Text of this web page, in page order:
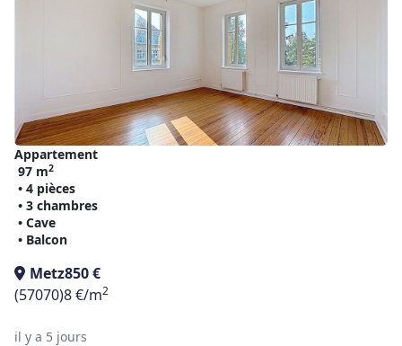
Appartement
97 m2
• 4 pièces
• 3 chambres
• Cave
• Balcon
Metz850 €
(57070)8 €/m2
il y a 5 jours